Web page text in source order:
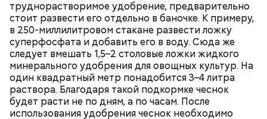
труднорастворимое удобрение, предварительно
стоит развести его отдельно в баночке. К примеру,
в 250-миллилитровом стакане развести ложку
суперфосфата и добавить его в воду. Сюда же
следует вмешать 1,5–2 столовые ложки жидкого
минерального удобрения для овощных культур. На
один квадратный метр понадобится 3–4 литра
раствора. Благодаря такой подкормке чеснок
будет расти не по дням, а по часам. После
использования удобрения чеснок необходимо
День малины со сливками отмечается в США в
— Кабачки нужно натереть длинными слайсами
(это можно сделать на специальной терке),
именно там скапливаются нитраты. И важно
тщательно ее мыть, чтобы не отравиться, добавила
собеседница «ВМ».